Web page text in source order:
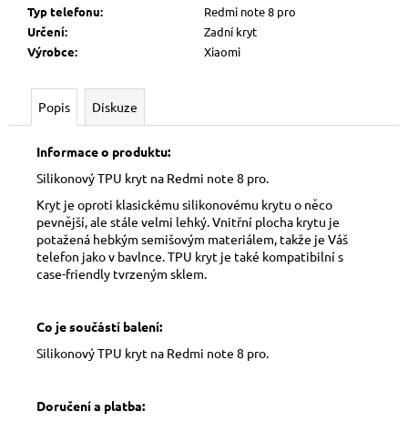
Typ telefonu:
Redmi note 8 pro
Určení:
Zadní kryt
Výrobce: Xiaomi
Popis Diskuze
Informace o produktu:
Silikonový TPU kryt na Redmi note 8 pro.
Kryt je oproti klasickému silikonovému krytu o něco
pevnější, ale stále velmi lehký. Vnitřní plocha krytu je
potažená hebkým semišovým materiálem, takže je Váš
telefon jako v bavlnce. TPU kryt je také kompatibilní s
case-friendly tvrzeným sklem.
Co je součástí balení:
Silikonový TPU kryt na Redmi note 8 pro.
Doručení a platba: